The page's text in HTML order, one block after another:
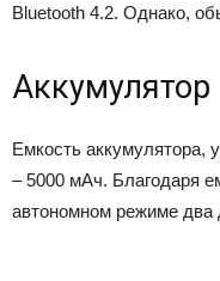
Bluetooth 4.2. Однако,
Аккумулятор
Емкость аккумулятора,
– 5000 мАч. Благодаря
автономном режиме два